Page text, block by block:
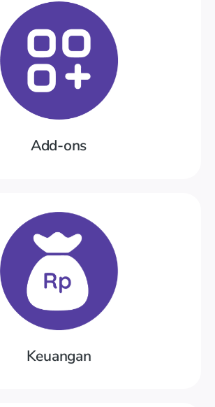
Add-ons
Kantin, Penginapan, PSB,
Laundry, Toko, Donasi
Coba Demo
Keuangan
Siswa, Tabungan Siswa,
Kas & Bank
Coba Demo